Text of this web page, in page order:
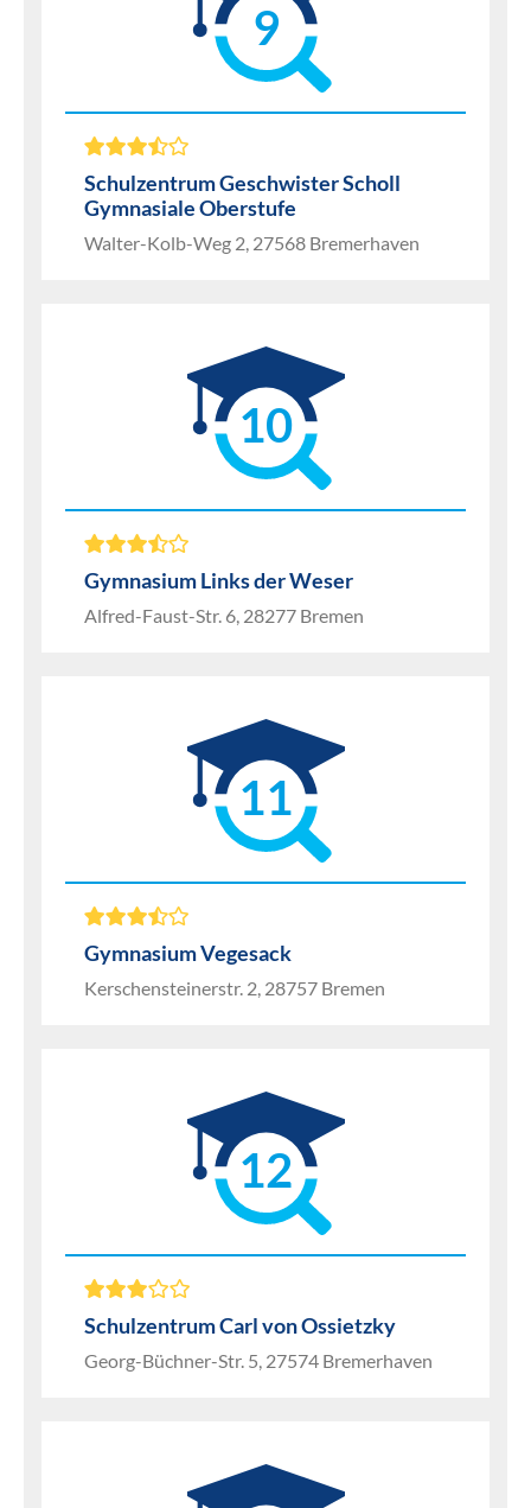
9
Schulzentrum Geschwister Scholl
Gymnasiale Oberstufe
Walter-Kolb-Weg 2, 27568 Bremerhaven
10
Gymnasium Links der Weser
Alfred-Faust-Str. 6, 28277 Bremen
11
Gymnasium Vegesack
Kerschensteinerstr. 2, 28757 Bremen
12
Schulzentrum Carl von Ossietzky
Georg-Büchner-Str. 5, 27574 Bremerhaven